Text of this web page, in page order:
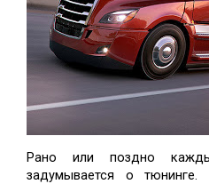
Рано или поздно
задумывается о